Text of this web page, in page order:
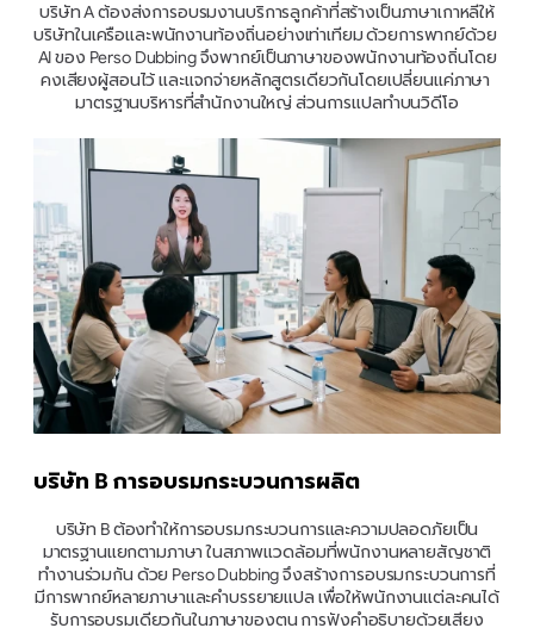
บริษัท A ต้องส่งการอบรมงานบริการลูกค้าที่สร้างเป็นภาษาเกาหลีให้
บริษัทในเครือและพนักงานท้องถิ่นอย่างเท่าเทียม ด้วยการพากย์ด้วย
AI ของ Perso Dubbing จึงพากย์เป็นภาษาของพนักงานท้องถิ่นโดย
คงเสียงผู้สอนไว้ และแจกจ่ายหลักสูตรเดียวกันโดยเปลี่ยนแค่ภาษา
มาตรฐานบริหารที่สำนักงานใหญ่ ส่วนการแปลทำบนวิดีโอ
บริษัท B การอบรมกระบวนการผลิต
บริษัท B ต้องทำให้การอบรมกระบวนการและความปลอดภัยเป็น
มาตรฐานแยกตามภาษา ในสภาพแวดล้อมที่พนักงานหลายสัญชาติ
ทำงานร่วมกัน ด้วย Perso Dubbing จึงสร้างการอบรมกระบวนการที่
มีการพากย์หลายภาษาและคำบรรยายแปล เพื่อให้พนักงานแต่ละคนได้
รับการอบรมเดียวกันในภาษาของตน การฟังคำอธิบายด้วยเสียง